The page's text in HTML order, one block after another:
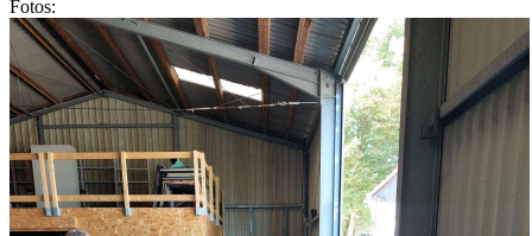
Fotos: